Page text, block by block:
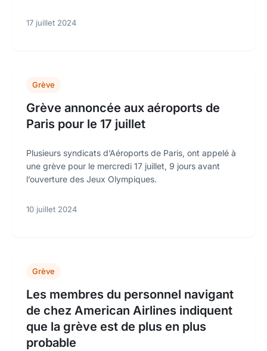
17 juillet 2024
Grève
Grève annoncée aux aéroports de
Paris pour le 17 juillet
Plusieurs syndicats d’Aéroports de Paris, ont appelé à
une grève pour le mercredi 17 juillet, 9 jours avant
l’ouverture des Jeux Olympiques.
10 juillet 2024
Grève
Les membres du personnel navigant
de chez American Airlines indiquent
que la grève est de plus en plus
probable